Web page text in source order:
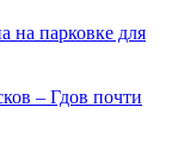
парковке для
– Гдов почти